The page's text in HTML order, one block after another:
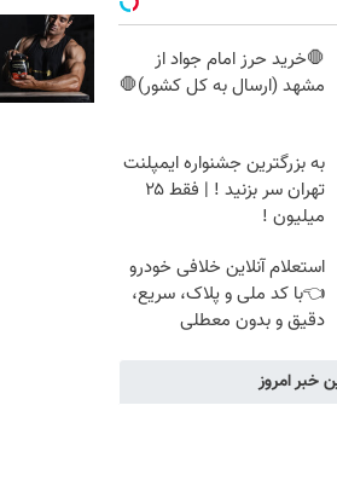
🛑خرید حرز امام جواد از
مشهد (ارسال به کل کشور)🛑
به بزرگترین جشنواره ایمپلنت
تهران سر بزنید ! | فقط ۲۵
میلیون !
استعلام آنلاین خلافی خودرو
👈با کد ملی و پلاک، سریع،
دقیق و بدون معطلی
خبر امروز